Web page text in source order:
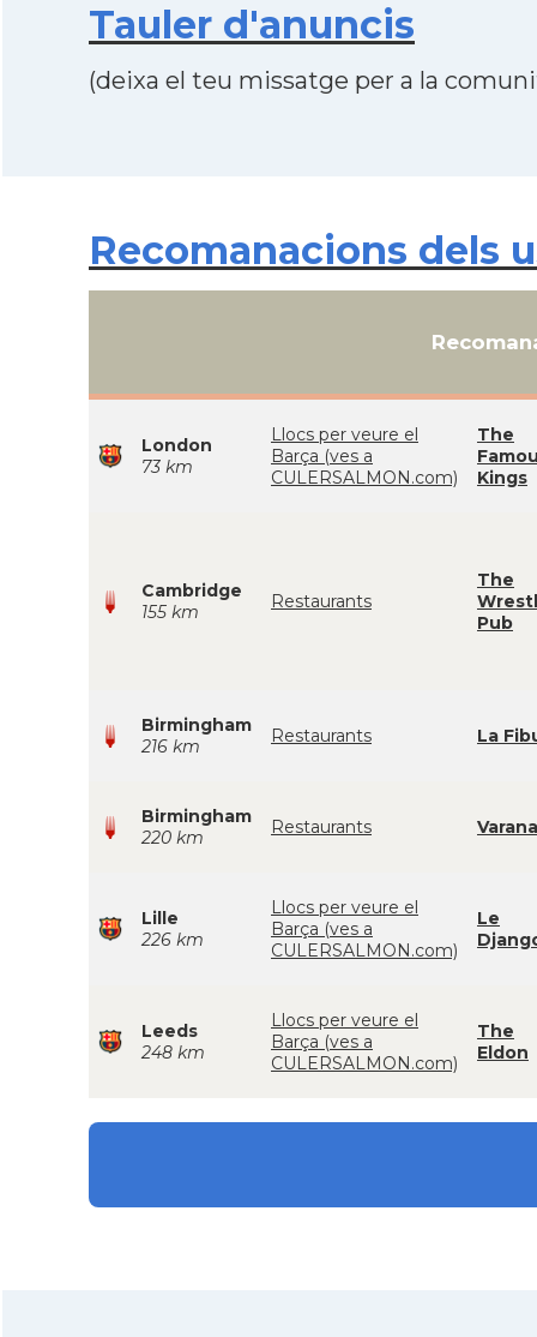
Tauler d'anuncis
(deixa el teu missatge per a la
Recomanacions dels
London
73 km
Llocs per veure el
Barça (ves a
CULERSALMON.com)
The
Kings
Cambridge
155 km
Restaurants
The
Pub
Birmingham
216 km
Restaurants La
Birmingham
220 km
Restaurants
Lille
226 km
Llocs per veure el
Barça (ves a
CULERSALMON.com)
Le
Leeds
248 km
Llocs per veure el
Barça (ves a
CULERSALMON.com)
The
Eldon